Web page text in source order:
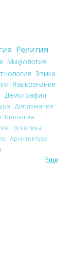
Религия
Мифология
Этика
Языкознание
Демография
Дипломатия
Биология
Эстетика
Архитектура
Еще